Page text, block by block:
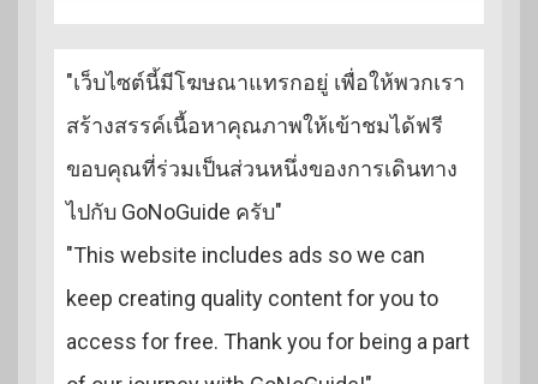
"เว็บไซต์นี้มีโฆษณาแทรกอยู่ เพื่อให้พวกเรา
สร้างสรรค์เนื้อหาคุณภาพให้เข้าชมได้ฟรี
ขอบคุณที่ร่วมเป็นส่วนหนึ่งของการเดินทาง
ไปกับ GoNoGuide ครับ"
"This website includes ads so we can
keep creating quality content for you to
access for free. Thank you for being a part